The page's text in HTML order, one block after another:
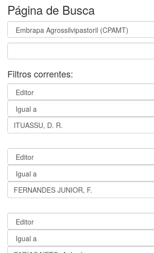
Página de Busca
Filtros correntes: